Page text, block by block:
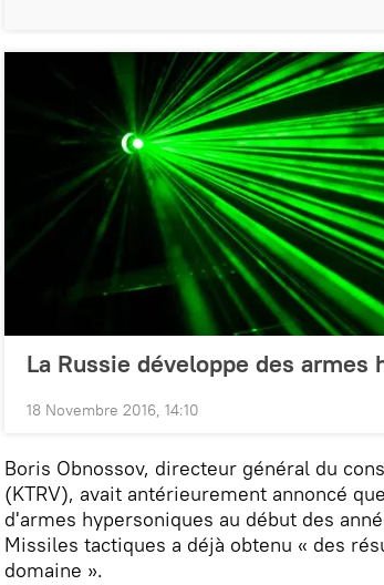
La Russie développe des
18 Novembre 2016, 14:10
Boris Obnossov, directeur général du
(KTRV), avait antérieurement annoncé
d'armes hypersoniques au début des
Missiles tactiques a déjà obtenu « des
domaine ».